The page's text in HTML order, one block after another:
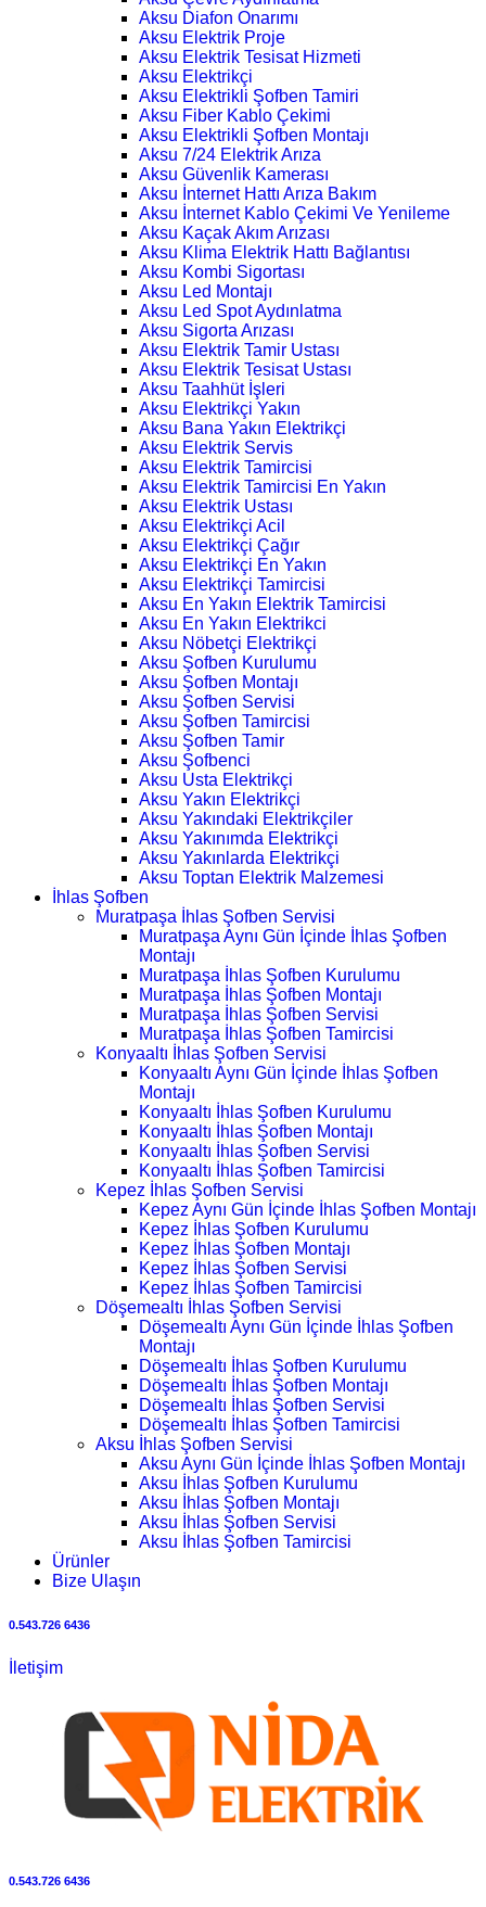
Aksu Diafon Onarımı
Aksu Elektrik Proje
Aksu Elektrik Tesisat Hizmeti
Aksu Elektrikçi
Aksu Elektrikli Şofben Tamiri
Aksu Fiber Kablo Çekimi
Aksu Elektrikli Şofben Montajı
Aksu 7/24 Elektrik Arıza
Aksu Güvenlik Kamerası
Aksu İnternet Hattı Arıza Bakım
Aksu İnternet Kablo Çekimi Ve Yenileme
Aksu Kaçak Akım Arızası
Aksu Klima Elektrik Hattı Bağlantısı
Aksu Kombi Sigortası
Aksu Led Montajı
Aksu Led Spot Aydınlatma
Aksu Sigorta Arızası
Aksu Elektrik Tamir Ustası
Aksu Elektrik Tesisat Ustası
Aksu Taahhüt İşleri
Aksu Elektrikçi Yakın
Aksu Bana Yakın Elektrikçi
Aksu Elektrik Servis
Aksu Elektrik Tamircisi
Aksu Elektrik Tamircisi En Yakın
Aksu Elektrik Ustası
Aksu Elektrikçi Acil
Aksu Elektrikçi Çağır
Aksu Elektrikçi En Yakın
Aksu Elektrikçi Tamircisi
Aksu En Yakın Elektrik Tamircisi
Aksu En Yakın Elektrikci
Aksu Nöbetçi Elektrikçi
Aksu Şofben Kurulumu
Aksu Şofben Montajı
Aksu Şofben Servisi
Aksu Şofben Tamircisi
Aksu Şofben Tamir
Aksu Şofbenci
Aksu Usta Elektrikçi
Aksu Yakın Elektrikçi
Aksu Yakındaki Elektrikçiler
Aksu Yakınımda Elektrikçi
Aksu Yakınlarda Elektrikçi
Aksu Toptan Elektrik Malzemesi
İhlas Şofben
Muratpaşa İhlas Şofben Servisi
Muratpaşa Aynı Gün İçinde İhlas Şofben
Montajı
Muratpaşa İhlas Şofben Kurulumu
Muratpaşa İhlas Şofben Montajı
Muratpaşa İhlas Şofben Servisi
Muratpaşa İhlas Şofben Tamircisi
Konyaaltı İhlas Şofben Servisi
Konyaaltı Aynı Gün İçinde İhlas Şofben
Montajı
Konyaaltı İhlas Şofben Kurulumu
Konyaaltı İhlas Şofben Montajı
Konyaaltı İhlas Şofben Servisi
Konyaaltı İhlas Şofben Tamircisi
Kepez İhlas Şofben Servisi
Kepez Aynı Gün İçinde İhlas Şofben Montajı
Kepez İhlas Şofben Kurulumu
Kepez İhlas Şofben Montajı
Kepez İhlas Şofben Servisi
Kepez İhlas Şofben Tamircisi
Döşemealtı İhlas Şofben Servisi
Döşemealtı Aynı Gün İçinde İhlas Şofben
Montajı
Döşemealtı İhlas Şofben Kurulumu
Döşemealtı İhlas Şofben Montajı
Döşemealtı İhlas Şofben Servisi
Döşemealtı İhlas Şofben Tamircisi
Aksu İhlas Şofben Servisi
Aksu Aynı Gün İçinde İhlas Şofben Montajı
Aksu İhlas Şofben Kurulumu
Aksu İhlas Şofben Montajı
Aksu İhlas Şofben Servisi
Aksu İhlas Şofben Tamircisi
Ürünler
Bize Ulaşın
0.543.726 6436
İletişim
0.543.726 6436